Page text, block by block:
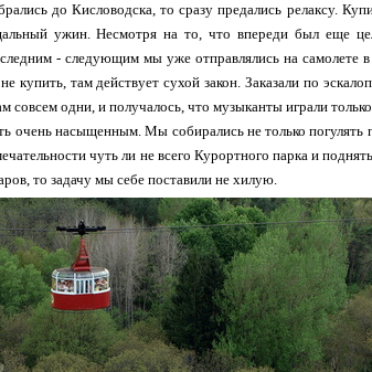
до Кисловодска, то сразу предались релаксу.
ужин. Несмотря на то, что впереди был еще
- следующим мы уже отправлялись на самолете
купить, там действует сухой закон. Заказали по
одни, и получалось, что музыканты играли
насыщенным. Мы собирались не только погулять
чуть ли не всего Курортного парка и
то задачу мы себе поставили не хилую.